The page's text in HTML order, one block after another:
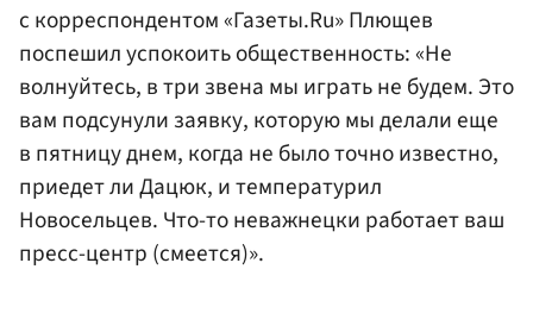
с корреспондентом «Газеты.Ru» Плющев
поспешил успокоить общественность: «Не
волнуйтесь, в три звена мы играть не будем. Это
вам подсунули заявку, которую мы делали еще
в пятницу днем, когда не было точно известно,
приедет ли Дацюк, и температурил
Новосельцев. Что-то неважнецки работает ваш
пресс-центр (смеется)».